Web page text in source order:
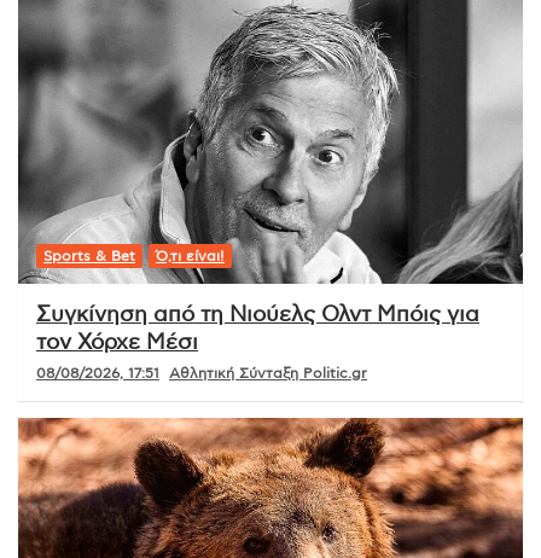
Sports & Bet Ό,τι είναι!
Συγκίνηση από τη Νιούελς Ολντ Μπόις για
τον Χόρχε Μέσι
08/08/2026, 17:51 Αθλητική Σύνταξη Politic.gr